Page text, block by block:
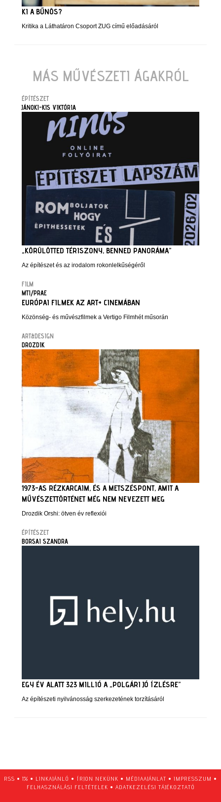
KI A BŰNÖS?
Kritika a Láthatáron Csoport ZUG című előadásáról
MÁS MŰVÉSZETI ÁGAKRÓL
ÉPÍTÉSZET
JÁNOKI-KIS VIKTÓRIA
„KÖRÜLÖTTED TÉRISZONY, BENNED PANORÁMA”
Az építészet és az irodalom rokonlelkűségéről
FILM
MTI/PRAE
EURÓPAI FILMEK AZ ART+ CINEMÁBAN
Közönség- és művészfilmek a Vertigo Filmhét műsorán
ART&DESIGN
DROZDIK
1973-AS RÉZKARCAIM, ÉS A METSZÉSPONT, AMIT A
MŰVÉSZETTÖRTÉNET MÉG NEM NEVEZETT MEG
Drozdik Orshi: ötven év reflexiói
ÉPÍTÉSZET
BORSAI SZANDRA
EGY ÉV ALATT 323 MILLIÓ A „POLGÁRI JÓ ÍZLÉSRE”
Az építészeti nyilvánosság szerkezetének torzításáról
RSS • 1% • LINKAJÁNLÓ • ÍRJON NEKÜNK • MÉDIAAJÁNLAT • IMPRESSZUM •
FELHASZNÁLÁSI FELTÉTELEK • ADATKEZELÉSI TÁJÉKOZTATÓ